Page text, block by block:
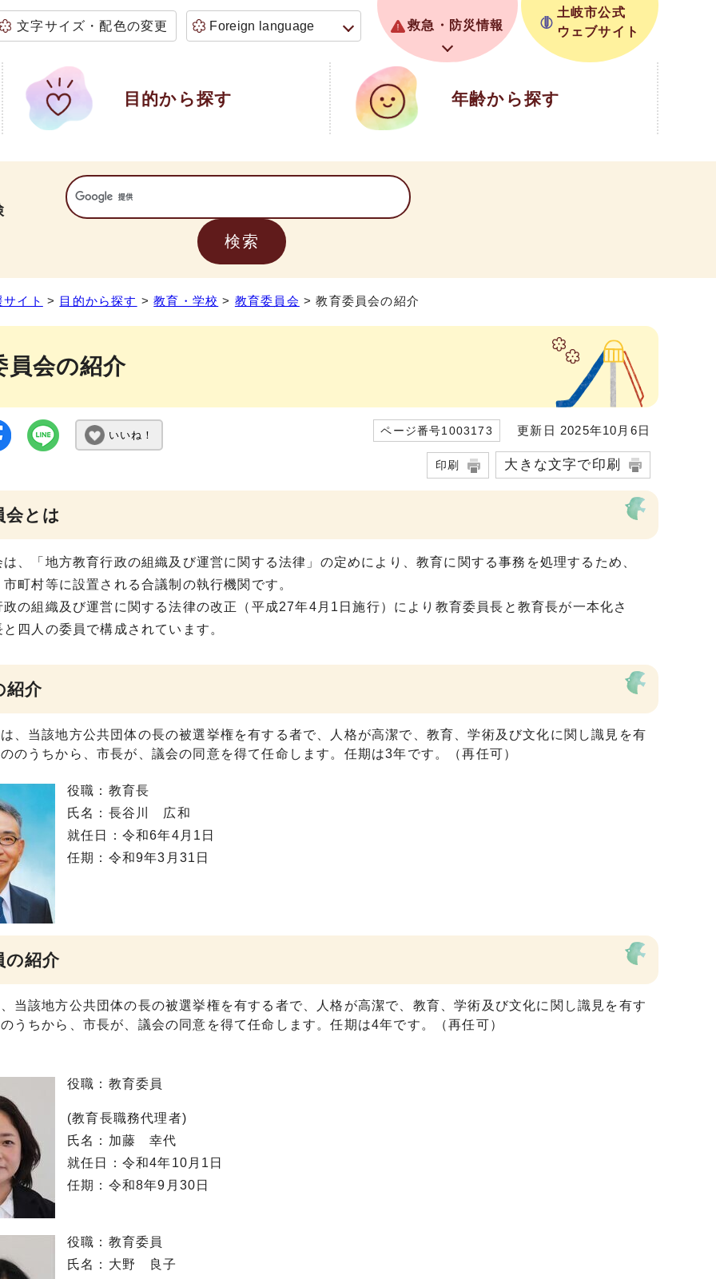
文字サイズ・配色の変更 Foreign language 救急・防災情報
土岐市公式
ウェブサイト
目的から探す 年齢から探す
イト > 目的から探す >教育・学校 > 教育委員会 > 教育委員会の紹介
員会の紹介
いいね！ ページ番号1003173 更新日 2025年10月6日
印刷 大きな文字で印刷
会とは
、「地方教育行政の組織及び運営に関する法律」の定めにより、教育に関する事務を処理するため、
町村等に設置される合議制の執行機関です。
政の組織及び運営に関する法律の改正（平成27年4月1日施行）により教育委員長と教育長が一本化さ
四人の委員で構成されています。
紹介
、当該地方公共団体の長の被選挙権を有する者で、人格が高潔で、教育、学術及び文化に関し識見を有
のうちから、市長が、議会の同意を得て任命します。任期は3年です。（再任可）
役職：教育長
氏名：長谷川 広和
就任日：令和6年4月1日
任期：令和9年3月31日
の紹介
当該地方公共団体の長の被選挙権を有する者で、人格が高潔で、教育、学術及び文化に関し識見を有す
うちから、市長が、議会の同意を得て任命します。任期は4年です。（再任可）
役職：教育委員
(教育長職務代理者)
氏名：加藤 幸代
就任日：令和4年10月1日
任期：令和8年9月30日
役職：教育委員
氏名：大野 良子